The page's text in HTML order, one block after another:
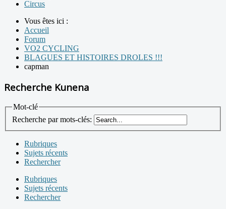
Circus
Vous êtes ici :
Accueil
Forum
VO2 CYCLING
BLAGUES ET HISTOIRES DROLES !!!
capman
Recherche Kunena
Mot-clé
Recherche par mots-clés:
Rubriques
Sujets récents
Rechercher
Rubriques
Sujets récents
Rechercher